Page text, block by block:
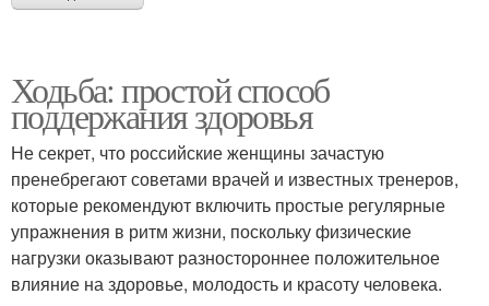
Ходьба: простой способ
поддержания здоровья
Не секрет, что российские женщины зачастую
пренебрегают советами врачей и известных тренеров,
которые рекомендуют включить простые регулярные
упражнения в ритм жизни, поскольку физические
нагрузки оказывают разностороннее положительное
влияние на здоровье, молодость и красоту человека.